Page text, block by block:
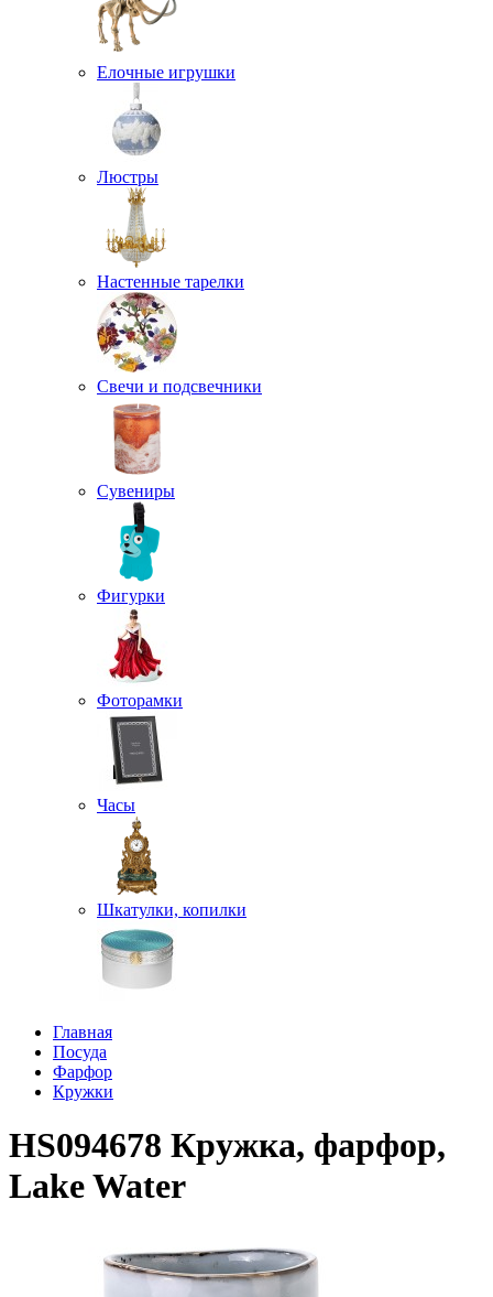
Елочные игрушки
Люстры
Настенные тарелки
Свечи и подсвечники
Сувениры
Фигурки
Фоторамки
Часы
Шкатулки, копилки
Главная
Посуда
Фарфор
Кружки
HS094678 Кружка, фарфор,
Lake Water